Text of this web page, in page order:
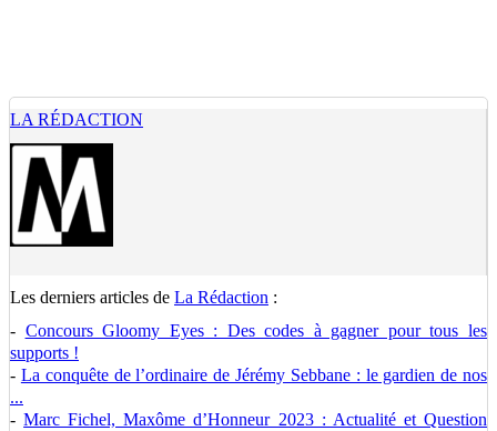
LA RÉDACTION
Les derniers articles de La Rédaction :
- Concours Gloomy Eyes : Des codes à gagner pour tous les
supports !
- La conquête de l’ordinaire de Jérémy Sebbane : le gardien de nos
...
-Marc Fichel, Maxôme d’Honneur 2023 : Actualité et Question